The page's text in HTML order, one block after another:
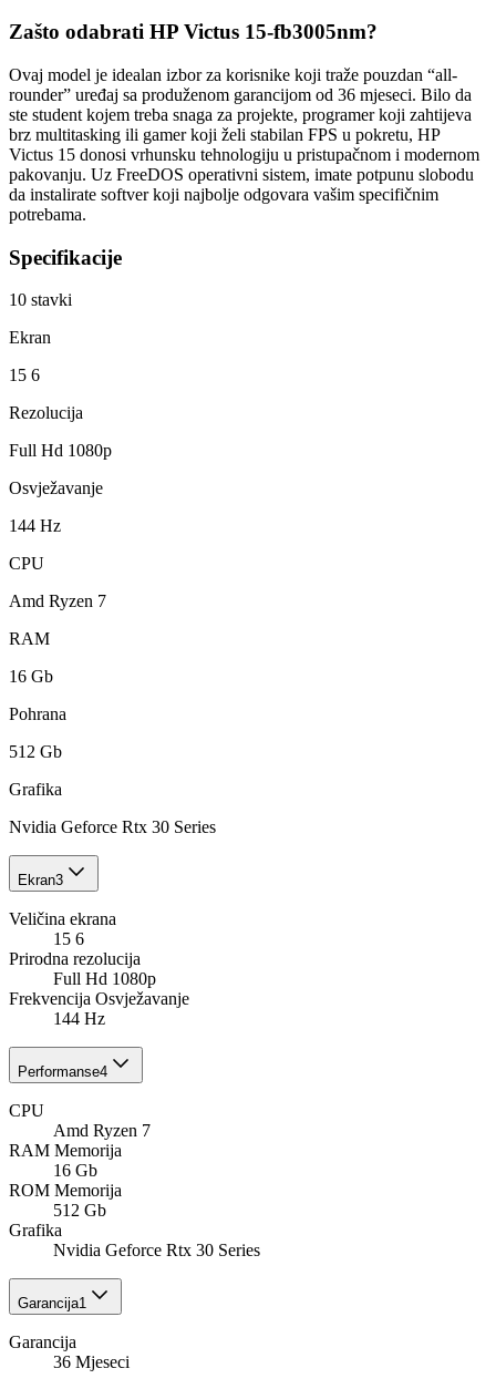
Zašto odabrati HP Victus 15-fb3005nm?
Ovaj model je idealan izbor za korisnike koji traže pouzdan “all-
rounder” uređaj sa produženom garancijom od 36 mjeseci. Bilo da
ste student kojem treba snaga za projekte, programer koji zahtijeva
brz multitasking ili gamer koji želi stabilan FPS u pokretu, HP
Victus 15 donosi vrhunsku tehnologiju u pristupačnom i modernom
pakovanju. Uz FreeDOS operativni sistem, imate potpunu slobodu
da instalirate softver koji najbolje odgovara vašim specifičnim
potrebama.
Specifikacije
10 stavki
Ekran
15 6
Rezolucija
Full Hd 1080p
Osvježavanje
144 Hz
CPU
Amd Ryzen 7
RAM
16 Gb
Pohrana
512 Gb
Grafika
Nvidia Geforce Rtx 30 Series
Ekran3
Veličina ekrana
15 6
Prirodna rezolucija
Full Hd 1080p
Frekvencija Osvježavanje
144 Hz
Performanse4
CPU
Amd Ryzen 7
RAM Memorija
16 Gb
ROM Memorija
512 Gb
Grafika
Nvidia Geforce Rtx 30 Series
Garancija1
Garancija
36 Mjeseci